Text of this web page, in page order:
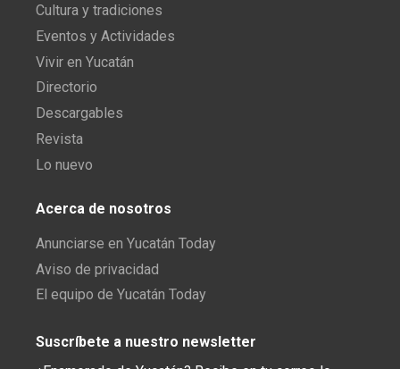
Cultura y tradiciones
Eventos y Actividades
Vivir en Yucatán
Directorio
Descargables
Revista
Lo nuevo
Acerca de nosotros
Anunciarse en Yucatán Today
Aviso de privacidad
El equipo de Yucatán Today
Suscríbete a nuestro newsletter